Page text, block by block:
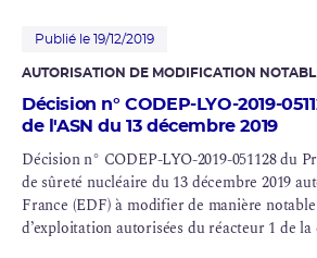
Publié le 19/12/2019
AUTORISATION DE MODIFICATION
Décision n° CODEP-LYO-2019-
de l'ASN du 13 décembre 2019
Décision n° CODEP-LYO-2019-051128 du
de sûreté nucléaire du 13 décembre 2019
France (EDF) à modifier de manière
d’exploitation autorisées du réacteur 1 de